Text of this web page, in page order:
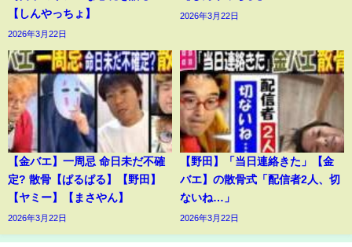
【しんやっちょ】
2026年3月22日
2026年3月22日
【金バエ】一周忌 命日未だ不確
定? 散骨【ぱるぱる】【野田】
【ヤミー】【まさやん】
2026年3月22日
【野田】「当日連絡きた」【金
バエ】の散骨式「配信者2人、切
ないね…」
2026年3月22日